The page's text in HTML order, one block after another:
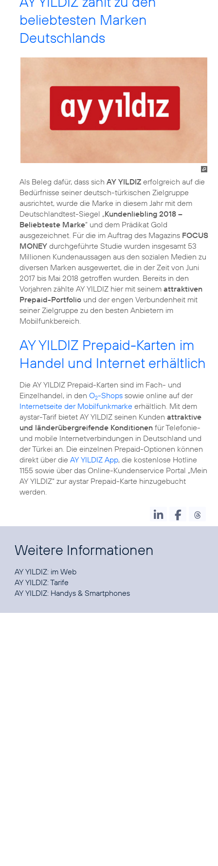
beliebtesten Marken
Deutschlands
Als Beleg dafür, dass sich AY YILDIZ erfolgreich auf die
Bedürfnisse seiner deutsch-türkischen Zielgruppe
ausrichtet, wurde die Marke in diesem Jahr mit dem
Deutschlandtest-Siegel „Kundenliebling 2018 –
Beliebteste Marke“ und dem Prädikat Gold
ausgezeichnet. Für die im Auftrag des Magazins FOCUS
MONEY durchgeführte Studie wurden insgesamt 53
Millionen Kundenaussagen aus den sozialen Medien zu
diversen Marken ausgewertet, die in der Zeit von Juni
2017 bis Mai 2018 getroffen wurden. Bereits in den
Vorjahren zählte AY YILDIZ hier mit seinem attraktiven
Prepaid-Portfolio und der engen Verbundenheit mit
seiner Zielgruppe zu den besten Anbietern im
Mobilfunkbereich.
AY YILDIZ Prepaid-Karten im
Handel und Internet erhältlich
Die AY YILDIZ Prepaid-Karten sind im Fach- und
Einzelhandel, in den O2-Shops sowie online auf der
Internetseite der Mobilfunkmarke erhältlich. Mit dem
aystar-Tarif bietet AY YILDIZ seinen Kunden attraktive
und länderübergreifende Konditionen für Telefonie-
und mobile Internetverbindungen in Deutschland und
der Türkei an. Die einzelnen Prepaid-Optionen können
direkt über die AY YILDIZ App, die kostenlose Hotline
1155 sowie über das Online-Kundenservice Portal „Mein
AY YILDIZ“ zur aystar Prepaid-Karte hinzugebucht
werden.
Weitere Informationen
AY YILDIZ: im Web
AY YILDIZ:Tarife
AY YILDIZ: Handys & Smartphones